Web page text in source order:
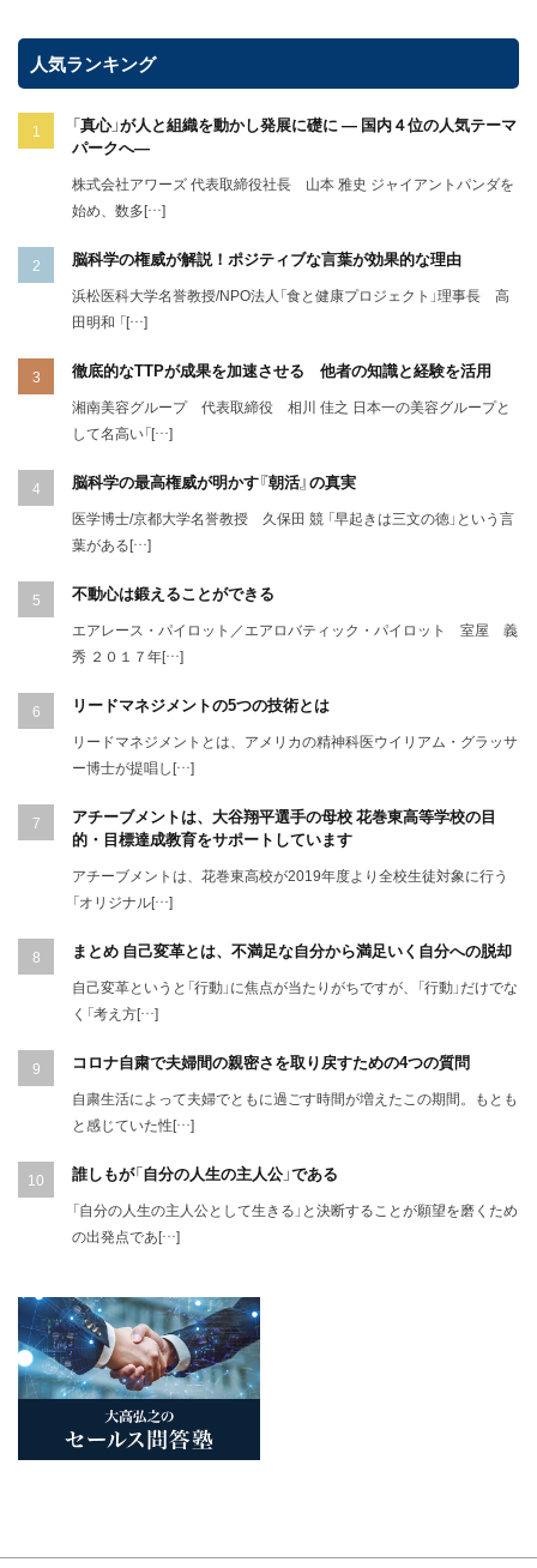
人気ランキング
「真心」が人と組織を動かし発展に礎に ― 国内４位の人気テーマ
パークへ―
株式会社アワーズ 代表取締役社長 山本 雅史 ジャイアントパンダを
始め、数多[…]
脳科学の権威が解説！ポジティブな言葉が効果的な理由
浜松医科大学名誉教授/NPO法人「食と健康プロジェクト」理事長 高
田明和 「[…]
徹底的なTTPが成果を加速させる 他者の知識と経験を活用
湘南美容グループ 代表取締役 相川 佳之 日本一の美容グループと
して名高い「[…]
脳科学の最高権威が明かす『朝活』の真実
医学博士/京都大学名誉教授 久保田 競 「早起きは三文の徳」という言
葉がある[…]
不動心は鍛えることができる
エアレース・パイロット／エアロバティック・パイロット 室屋 義
秀 ２０１７年[…]
リードマネジメントの5つの技術とは
リードマネジメントとは、アメリカの精神科医ウイリアム・グラッサ
ー博士が提唱し[…]
アチーブメントは、大谷翔平選手の母校 花巻東高等学校の目
的・目標達成教育をサポートしています
アチーブメントは、花巻東高校が2019年度より全校生徒対象に行う
「オリジナル[…]
まとめ 自己変革とは、不満足な自分から満足いく自分への脱却
自己変革というと「行動」に焦点が当たりがちですが、「行動」だけでな
く「考え方[…]
コロナ自粛で夫婦間の親密さを取り戻すための4つの質問
自粛生活によって夫婦でともに過ごす時間が増えたこの期間。もとも
と感じていた性[…]
誰しもが「自分の人生の主人公」である
「自分の人生の主人公として生きる」と決断することが願望を磨くため
の出発点であ[…]